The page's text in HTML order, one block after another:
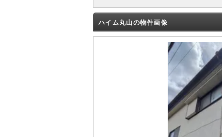
ハイム丸山の物件画像